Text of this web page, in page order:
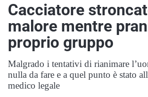
Cacciatore
malore mentre
proprio gruppo
Malgrado i tentativi di rianimare
nulla da fare e a quel punto è stato
medico legale